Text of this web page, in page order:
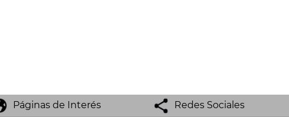
Páginas de Interés Redes Sociales